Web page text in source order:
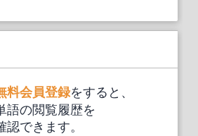
料会員登録をすると、
語の閲覧履歴を
認できます。